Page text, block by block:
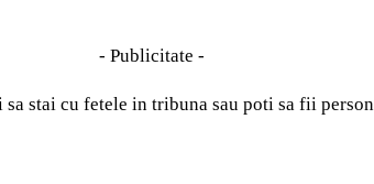
- Publicitate -
sa stai cu fetele in tribuna sau poti sa fii